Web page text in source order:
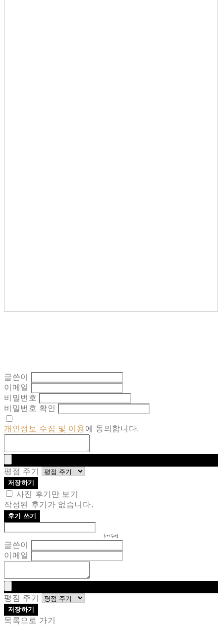
글쓴이
이메일
비밀번호
비밀번호 확인
개인정보 수집 및 이용에 동의합니다.
평점 주기
저장하기
사진 후기만 보기
작성된 후기가 없습니다.
후기 쓰기
후기 수정
글쓴이
이메일
평점 주기
저장하기
목록으로 가기